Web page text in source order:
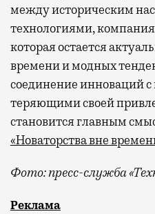
между историческим
технологиями, компания
которая остается
времени и модных
соединение инноваций
теряющими своей
становится главным
«Новаторства вне
Фото: пресс-служба
Рекламные кампании
Реклама